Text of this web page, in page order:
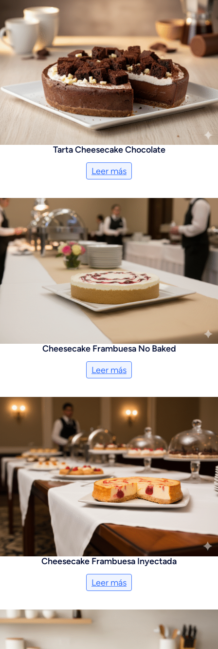
Tarta Cheesecake Chocolate
Leer más
Cheesecake Frambuesa No Baked
Leer más
Cheesecake Frambuesa Inyectada
Leer más